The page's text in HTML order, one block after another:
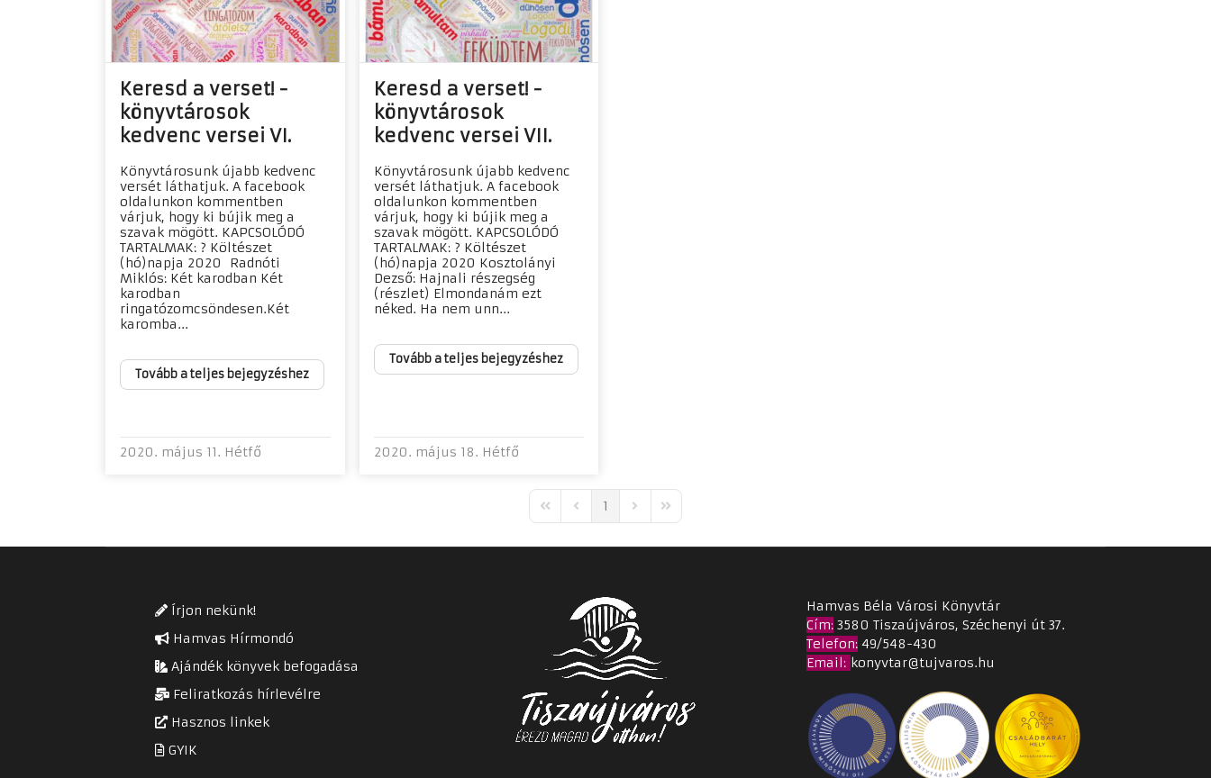
Keresd a verset! -
könyvtárosok
kedvenc versei VI.
Könyvtárosunk újabb kedvenc
versét láthatjuk. A facebook
oldalunkon kommentben
várjuk, hogy ki bújik meg a
szavak mögött. KAPCSOLÓDÓ
TARTALMAK: ? Költészet
(hó)napja 2020 Radnóti
Miklós: Két karodban Két
karodban
ringatózomcsöndesen.Két
karomba...
Tovább a teljes bejegyzéshez
2020. május 11. Hétfő
Keresd a verset! -
könyvtárosok
kedvenc versei VII.
Könyvtárosunk újabb kedvenc
versét láthatjuk. A facebook
oldalunkon kommentben
várjuk, hogy ki bújik meg a
szavak mögött. KAPCSOLÓDÓ
TARTALMAK: ? Költészet
(hó)napja 2020 Kosztolányi
Dezső: Hajnali részegség
(részlet) Elmondanám ezt
néked. Ha nem unn...
Tovább a teljes bejegyzéshez
2020. május 18. Hétfő
First PagePrevious Page
1 Next PageLast Page
Írjon nekünk!
Hamvas Hírmondó
Ajándék könyvek befogadása
Feliratkozás hírlevélre
Hasznos linkek
GYIK
Hamvas Béla Városi Könyvtár
Cím:3580 Tiszaújváros, Széchenyi út 37.
Telefon:49/548-430
Email: konyvtar@tujvaros.hu